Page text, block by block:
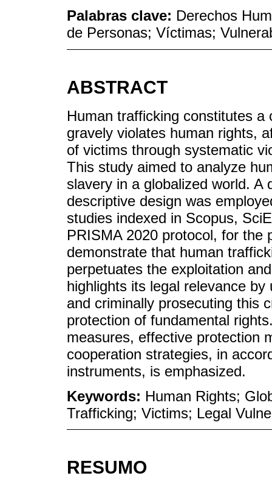
Palabras clave: Derechos
de Personas; Víctimas;
ABSTRACT
Human trafficking constitutes
gravely violates human rights,
of victims through systematic
This study aimed to analyze
slavery in a globalized world. A
descriptive design was
studies indexed in Scopus,
PRISMA 2020 protocol, for the
demonstrate that human
perpetuates the exploitation
highlights its legal relevance
and criminally prosecuting this
protection of fundamental
measures, effective protection
cooperation strategies, in
instruments, is emphasized.
Keywords: Human Rights;
Trafficking; Victims; Legal
RESUMO